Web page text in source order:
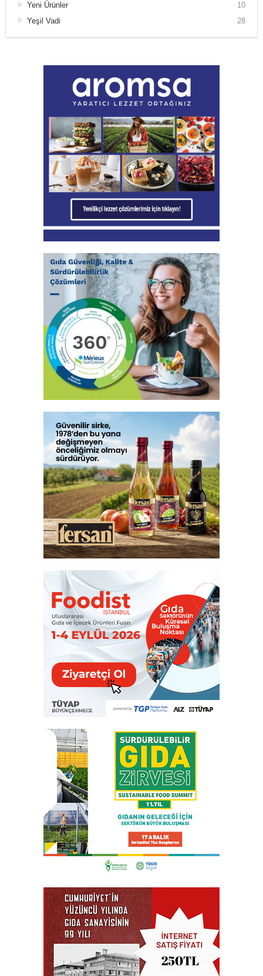
Yeni Ürünler
10
Yeşil Vadi
28